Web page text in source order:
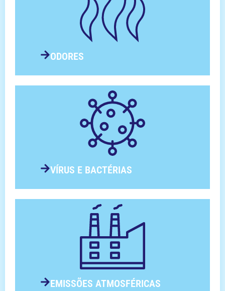
ODORES
VÍRUS E BACTÉRIAS
EMISSÕES ATMOSFÉRICAS